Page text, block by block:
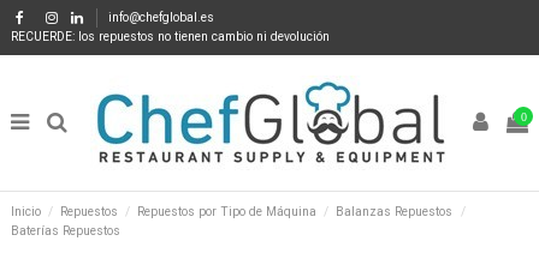
info@chefglobal.es
RECUERDE: los repuestos no tienen cambio ni devolución
0
Inicio Repuestos Repuestos por Tipo de Máquina
Balanzas Repuestos
Baterías Repuestos